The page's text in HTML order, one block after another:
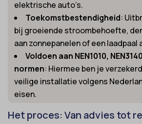
elektrische auto’s.
Toekomstbestendigheid:
bij groeiende stroombehoefte,
aan zonnepanelen of een laadpaal
Voldoen aan NEN1010,
normen: Hiermee ben je
veilige installatie volgens
eisen.
Het proces: Van advies tot